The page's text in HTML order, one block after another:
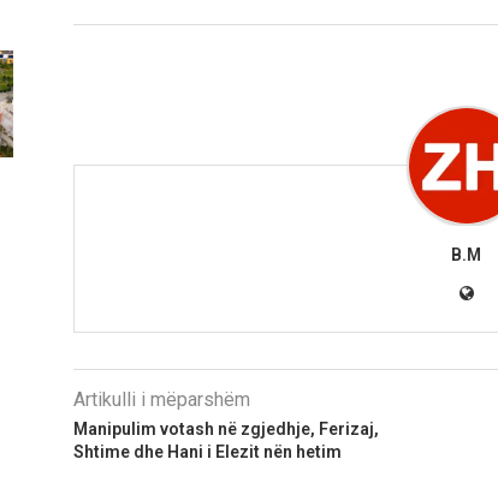
B.M
Artikulli i mëparshëm
​Manipulim votash në zgjedhje, Ferizaj,
Shtime dhe Hani i Elezit nën hetim